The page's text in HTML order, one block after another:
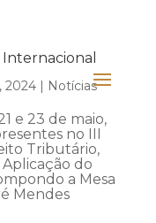
2024| Notícias
e 23 de maio,
no III
Tributário,
do
a Mesa
Mendes